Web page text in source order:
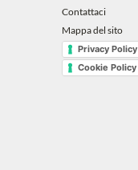
Contattaci
Mappa del sito
Privacy Policy
Cookie Policy